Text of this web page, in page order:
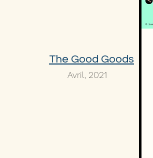
The Good Goods
Avril, 2021